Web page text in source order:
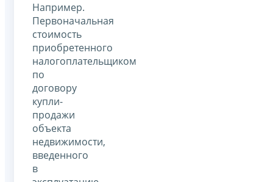
Например.
Первоначальная
стоимость
приобретенного
налогоплательщиком
по
договору
купли-
продажи
объекта
недвижимости,
введенного
в